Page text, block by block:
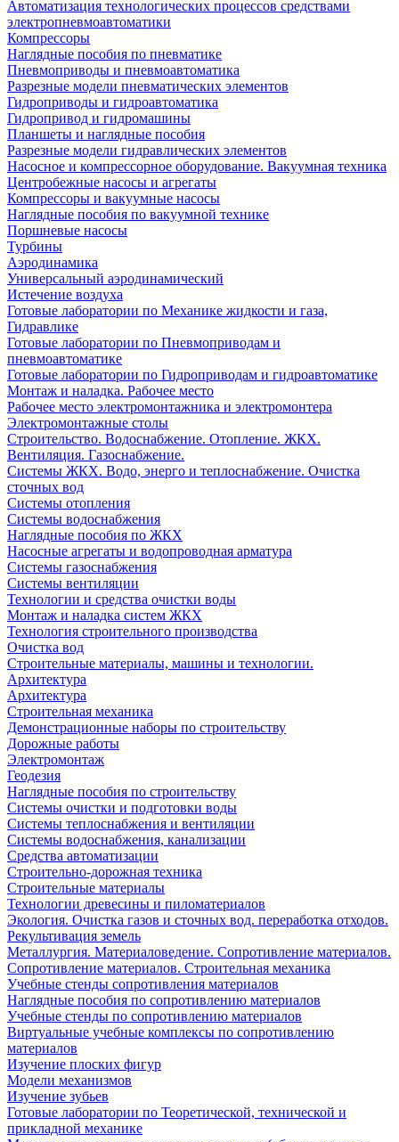
Автоматизация технологических процессов средствами
электропневмоавтоматики
Компрессоры
Наглядные пособия по пневматике
Пневмоприводы и пневмоавтоматика
Разрезные модели пневматических элементов
Гидроприводы и гидроавтоматика
Гидропривод и гидромашины
Планшеты и наглядные пособия
Разрезные модели гидравлических элементов
Насосное и компрессорное оборудование. Вакуумная техника
Центробежные насосы и агрегаты
Компрессоры и вакуумные насосы
Наглядные пособия по вакуумной технике
Поршневые насосы
Турбины
Аэродинамика
Универсальный аэродинамический
Истечение воздуха
Готовые лаборатории по Механике жидкости и газа,
Гидравлике
Готовые лаборатории по Пневмоприводам и
пневмоавтоматике
Готовые лаборатории по Гидроприводам и гидроавтоматике
Монтаж и наладка. Рабочее место
Рабочее место электромонтажника и электромонтера
Электромонтажные столы
Строительство. Водоснабжение. Отопление. ЖКХ.
Вентиляция. Газоснабжение.
Системы ЖКХ. Водо, энерго и теплоснабжение. Очистка
сточных вод
Системы отопления
Системы водоснабжения
Наглядные пособия по ЖКХ
Насосные агрегаты и водопроводная арматура
Системы газоснабжения
Системы вентиляции
Технологии и средства очистки воды
Монтаж и наладка систем ЖКХ
Технология строительного производства
Очистка вод
Строительные материалы, машины и технологии.
Архитектура
Архитектура
Cтроительная механика
Демонстрационные наборы по строительству
Дорожные работы
Электромонтаж
Геодезия
Наглядные пособия по строительству
Системы очистки и подготовки воды
Системы теплоснабжения и вентиляции
Системы водоснабжения, канализации
Средства автоматизации
Строительно-дорожная техника
Строительные материалы
Технологии древесины и пиломатериалов
Экология. Очистка газов и сточных вод. переработка отходов.
Рекультивация земель
Металлургия. Материаловедение. Сопротивление материалов.
Сопротивление материалов. Строительная механика
Учебные стенды сопротивления материалов
Наглядные пособия по сопротивлению материалов
Учебные стенды по сопротивлению материалов
Виртуальные учебные комплексы по сопротивлению
материалов
Изучение плоских фигур
Модели механизмов
Изучение зубьев
Готовые лаборатории по Теоретической, технической и
прикладной механике